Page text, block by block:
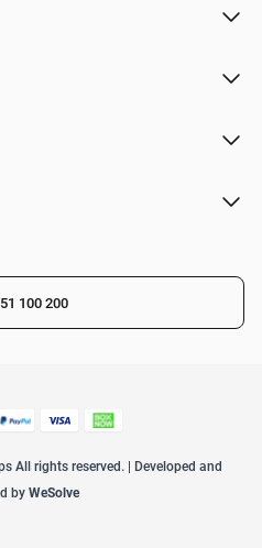
100 200
All rights reserved. | Developed and
by WeSolve